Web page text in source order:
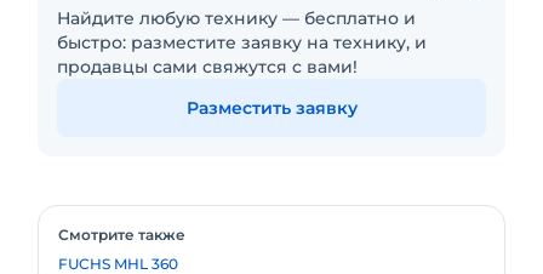
Найдите любую технику — бесплатно и
быстро: разместите заявку на технику, и
продавцы сами свяжутся с вами!
Разместить заявку
Смотрите также
FUCHS MHL 360